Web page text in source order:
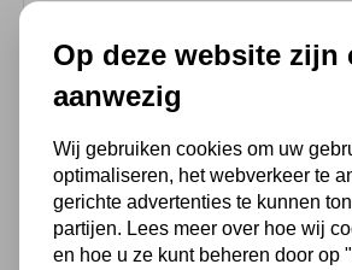
Voor 16.00 u besteld,
verzonden
(Technische) Vragen ?
548 51 75 75
1.500 m2 winkel in
Twents familiebedrijf
Op deze website zijn
aanwezig
Wij gebruiken cookies om uw
optimaliseren, het webverkeer te
gerichte advertenties te kunnen
partijen. Lees meer over hoe wij
en hoe u ze kunt beheren door op